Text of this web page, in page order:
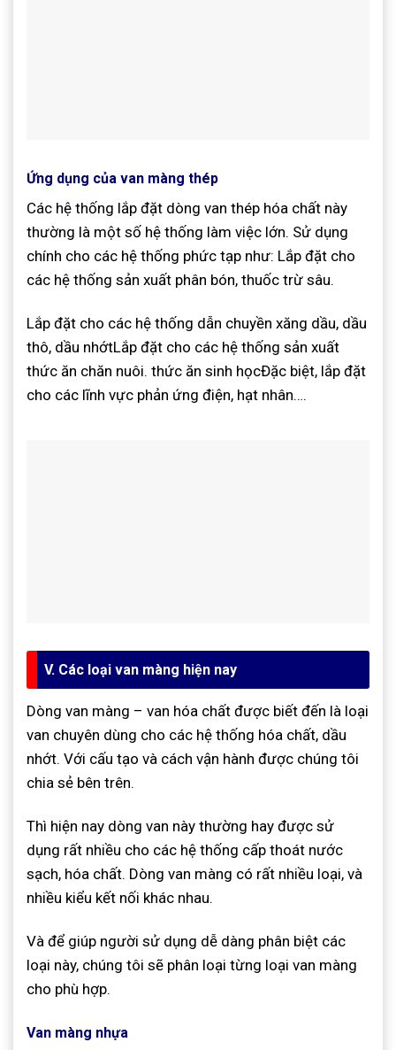
Ứng dụng của van màng thép
Các hệ thống lắp đặt dòng van thép hóa chất này
thường là một số hệ thống làm việc lớn. Sử dụng
chính cho các hệ thống phức tạp như: Lắp đặt cho
các hệ thống sản xuất phân bón, thuốc trừ sâu.
Lắp đặt cho các hệ thống dẫn chuyền xăng dầu, dầu
thô, dầu nhớtLắp đặt cho các hệ thống sản xuất
thức ăn chăn nuôi. thức ăn sinh họcĐặc biệt, lắp đặt
cho các lĩnh vực phản ứng điện, hạt nhân….
V. Các loại van màng hiện nay
Dòng van màng – van hóa chất được biết đến là loại
van chuyên dùng cho các hệ thống hóa chất, dầu
nhớt. Với cấu tạo và cách vận hành được chúng tôi
chia sẻ bên trên.
Thì hiện nay dòng van này thường hay được sử
dụng rất nhiều cho các hệ thống cấp thoát nước
sạch, hóa chất. Dòng van màng có rất nhiều loại, và
nhiều kiểu kết nối khác nhau.
Và để giúp người sử dụng dễ dàng phân biệt các
loại này, chúng tôi sẽ phân loại từng loại van màng
cho phù hợp.
Van màng nhựa